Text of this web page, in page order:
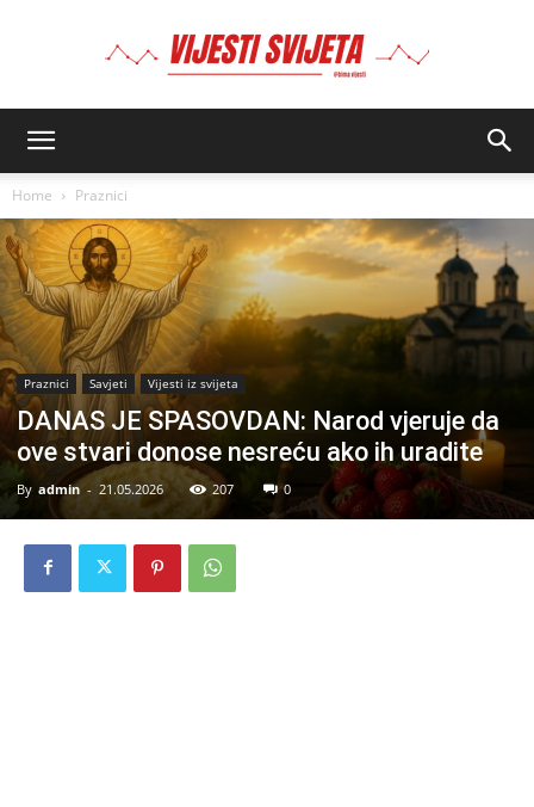
Home
Praznici
Praznici Savjeti Vijesti iz svijeta
DANAS JE SPASOVDAN: Narod vjeruje da
ove stvari donose nesreću ako ih uradite
By admin - 21.05.2026 207 0